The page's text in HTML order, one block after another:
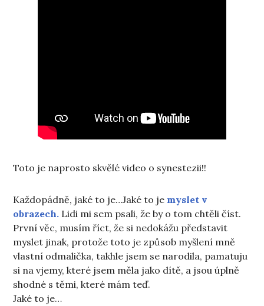
Toto je naprosto skvělé video o synestezii!!
Každopádně, jaké to je…Jaké to je myslet v
obrazech. Lidi mi sem psali, že by o tom chtěli číst.
První věc, musím říct, že si nedokážu představit
myslet jinak, protože toto je způsob myšlení mně
vlastní odmalička, takhle jsem se narodila, pamatuju
si na vjemy, které jsem měla jako dítě, a jsou úplně
shodné s těmi, které mám teď.
Jaké to je…